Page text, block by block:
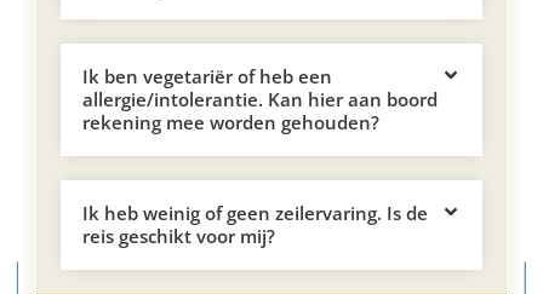
Ik ben vegetariër of heb een
allergie/intolerantie. Kan hier aan boord
rekening mee worden gehouden?
Ik heb weinig of geen zeilervaring. Is de
reis geschikt voor mij?